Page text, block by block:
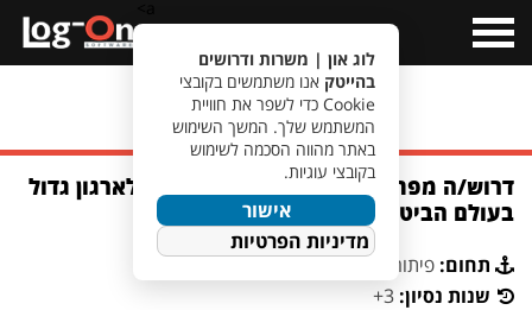
Menu
מעבר לחיפוש משרות
דרוש/ה מפתח/ת Python Databricks לארגון גדול
בעולם הביטוח הממוקם באזור המרכז
תחום: פיתוח תוכנה
שנות נסיון: 3+
לוג און | משרות ודרושים
בהייטק אנו משתמשים בקובצי
Cookie כדי לשפר את חוויית
המשתמש שלך. המשך השימוש
באתר מהווה הסכמה לשימוש
בקובצי עוגיות.
אישור
מדיניות הפרטיות